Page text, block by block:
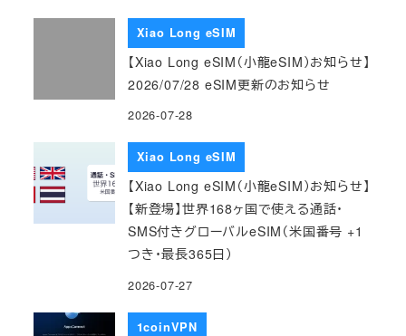
Xiao Long eSIM
【Xiao Long eSIM（小龍eSIM）お知らせ】
2026/07/28 eSIM更新のお知らせ
2026-07-28
Xiao Long eSIM
【Xiao Long eSIM（小龍eSIM）お知らせ】
【新登場】世界168ヶ国で使える通話・
SMS付きグローバルeSIM（米国番号 +1
つき・最長365日）
2026-07-27
1coinVPN